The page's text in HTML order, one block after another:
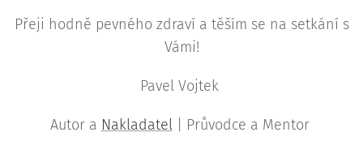
Přeji hodně pevného zdraví a těším se na setkání s
Vámi!
Pavel Vojtek
Autor a Nakladatel| Průvodce a Mentor